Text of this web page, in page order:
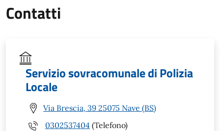
Contatti
Servizio sovracomunale di Polizia
Locale
Via Brescia, 39 25075 Nave (BS)
0302537404 (Telefono)